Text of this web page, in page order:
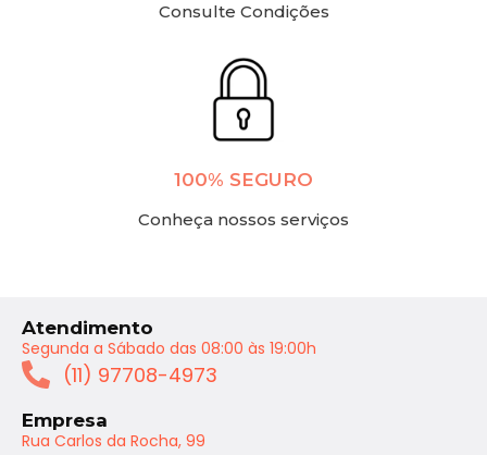
Consulte Condições
100% SEGURO
Conheça nossos serviços
Atendimento
Segunda a Sábado das 08:00 às 19:00h
(11) 97708-4973
Empresa
Rua Carlos da Rocha, 99